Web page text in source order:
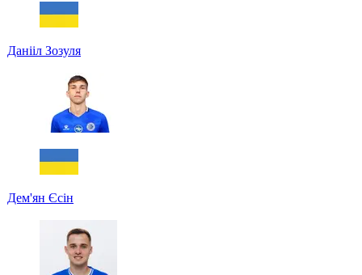
Данііл Зозуля
Дем'ян Єсін